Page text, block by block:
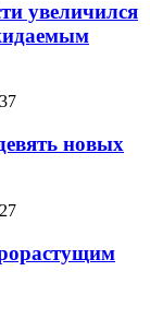
увеличился
новых